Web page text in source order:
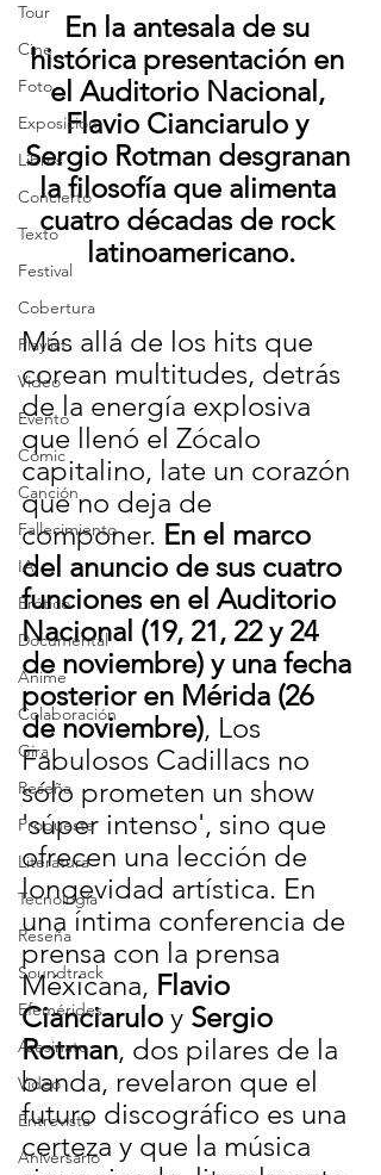
Tour
Cine
Foto
Exposición
Libros
Concierto
Texto
Festival
Cobertura
Playlist
Video
Evento
Cómic
Canción
Fallecimiento
IA
Erótico
Documental
Anime
Colaboración
Gira
Reseña
Propuesta
Literatura
Tecnología
Reseña
Soundtrack
Efemérides
Asesinato
Video
Entrevista
Aniversario
En la antesala de su
histórica presentación en
el Auditorio Nacional,
Flavio Cianciarulo y
Sergio Rotman desgranan
la filosofía que alimenta
cuatro décadas de rock
latinoamericano.
Más allá de los hits que
corean multitudes, detrás
de la energía explosiva
que llenó el Zócalo
capitalino, late un corazón
que no deja de
componer. En el marco
del anuncio de sus cuatro
funciones en el Auditorio
Nacional (19, 21, 22 y 24
de noviembre) y una fecha
posterior en Mérida (26
de noviembre), Los
Fabulosos Cadillacs no
sólo prometen un show
'súper intenso', sino que
ofrecen una lección de
longevidad artística. En
una íntima conferencia de
prensa con la prensa
Méxicana, Flavio
Cianciarulo y Sergio
Rotman, dos pilares de la
banda, revelaron que el
futuro discográfico es una
certeza y que la música